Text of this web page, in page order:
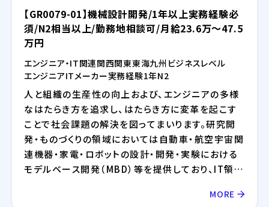
【GR0079-01】機械設計開発/1年以上実務経験必
須/N2相当以上/勤務地相談可/月給23.6万～47.5
万円
エンジニア・IT関連関西関東東海九州 ビジネスレベル
エンジニアITメーカー実務経験1年N2
人と組織の生産性の向上および、エンジニアの多様
なはたらき方を追求し、はたらき方に変革を起こす
ことで社会課題の解決を図ってまいります。研究開
発・ものづくりの領域においては自動車・航空宇宙関
連機器・家電・ロボットの設計・開発・実験における
モデルベース開発（MBD）等を提供しており、IT領域
中心とした幅広い業界に対してのシステム開発・イ
MORE